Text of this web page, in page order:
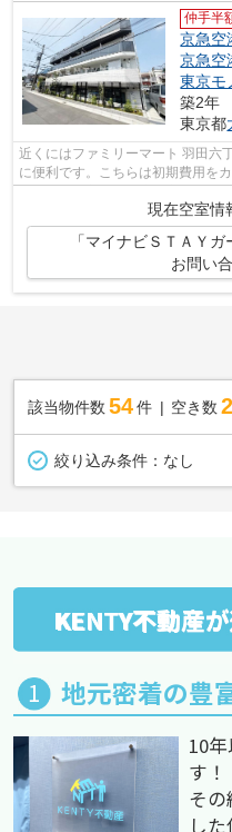
仲手半
京急空
京急空
東京モ
築2年
東京都
近くにはファミリーマート 羽田六
に便利です。こちらは初期費用を
だわり派の方も満足度の高いデザ
現在空室情
「マイナビＳＴＡＹ
お問い
該当物件数 54件 空き数
絞り込み条件： なし
KENTY不動産
地元密着の豊
10
す！
そ
し